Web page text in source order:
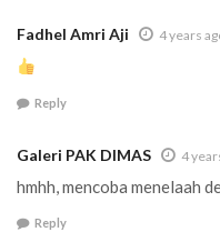
Fadhel Amri Aji 4 years
Reply
Galeri PAK DIMAS 4
hmhh, mencoba menelaah
Reply